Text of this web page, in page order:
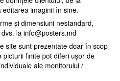
imaginii în sine.
și dimensiuni nestandard,
la info@posters.md
site sunt prezentate doar în scop
picturii finite pot diferi ușor de
ale monitorului /